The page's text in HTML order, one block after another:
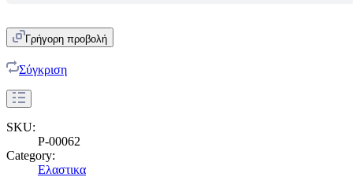
Γρήγορη προβολή
Σύγκριση
SKU:
P-00062
Category:
Ελαστικα